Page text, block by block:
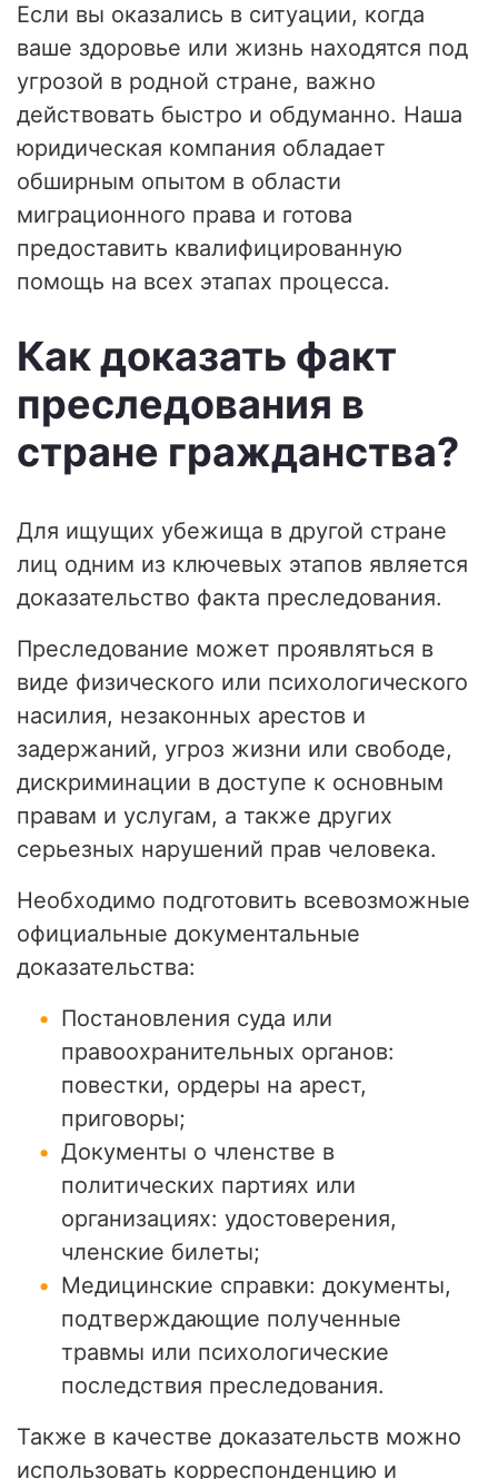
Если вы оказались в ситуации, когда
ваше здоровье или жизнь находятся под
угрозой в родной стране, важно
действовать быстро и обдуманно. Наша
юридическая компания обладает
обширным опытом в области
миграционного права и готова
предоставить квалифицированную
помощь на всех этапах процесса.
Как доказать факт
преследования в
стране гражданства?
Для ищущих убежища в другой стране
лиц одним из ключевых этапов является
доказательство факта преследования.
Преследование может проявляться в
виде физического или психологического
насилия, незаконных арестов и
задержаний, угроз жизни или свободе,
дискриминации в доступе к основным
правам и услугам, а также других
серьезных нарушений прав человека.
Необходимо подготовить всевозможные
официальные документальные
доказательства:
Постановления суда или
правоохранительных органов:
повестки, ордеры на арест,
приговоры;
Документы о членстве в
политических партиях или
организациях: удостоверения,
членские билеты;
Медицинские справки: документы,
подтверждающие полученные
травмы или психологические
последствия преследования.
Также в качестве доказательств можно
использовать корреспонденцию и